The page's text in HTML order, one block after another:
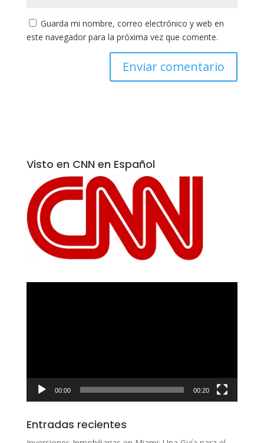
Guarda mi nombre, correo electrónico y web en
este navegador para la próxima vez que comente.
Visto en CNN en Español
00:00 00:20
Entradas recientes